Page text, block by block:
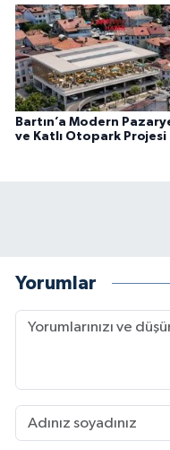
Bartın’a Modern
ve Katlı Otopark Projesi
Yorumlar